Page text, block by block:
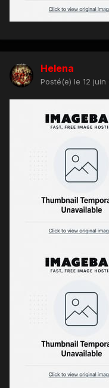
Helena
Posté(e) le 12 juin